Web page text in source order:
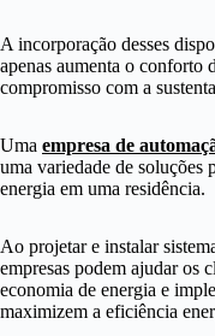
A incorporação desses
apenas aumenta o conforto
compromisso com a
Uma empresa de
uma variedade de soluções
energia em uma residência.
Ao projetar e instalar
empresas podem ajudar os
economia de energia e
maximizem a eficiência